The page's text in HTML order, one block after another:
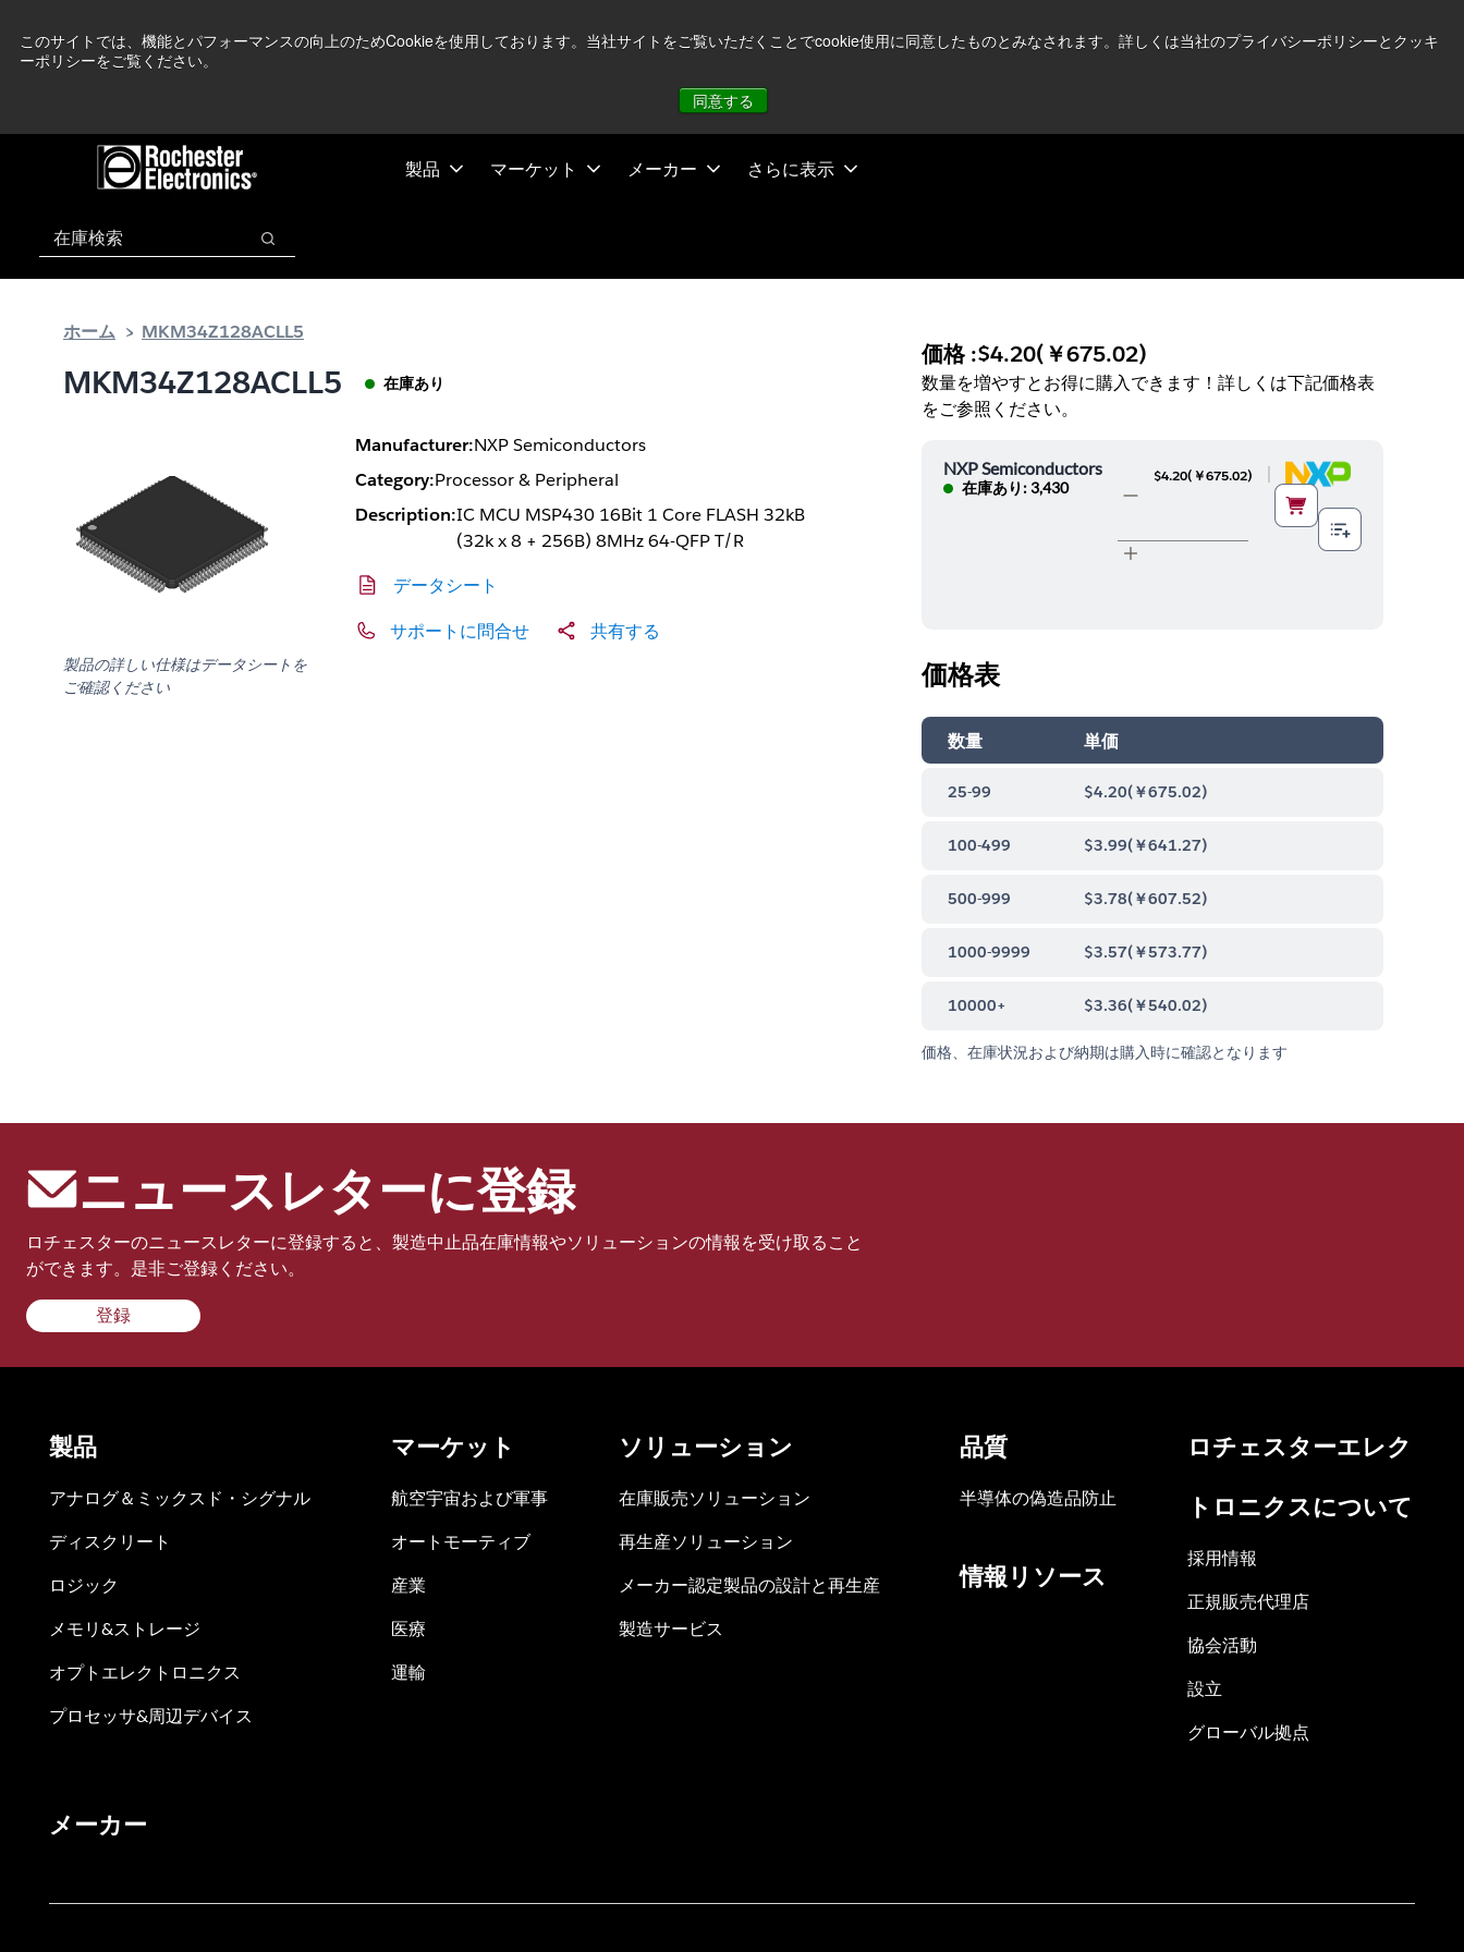
このサイトでは、機能とパフォーマンスの向上のためCookieを使用しております。当社サイトをご覧いただくことでcookie使用に同意したものとみなされます。詳しくは当社のプライバシーポリシーとクッキ
ーポリシーをご覧ください。
同意する
製品 マーケット メーカー さらに表示
検索
検索
ホーム MKM34Z128ACLL5
MKM34Z128ACLL5 在庫あり
製品の詳しい仕様はデータシートを
ご確認ください
Manufacturer:NXP Semiconductors
Category:Processor & Peripheral
Description:IC MCU MSP430 16Bit 1 Core FLASH 32kB
(32k x 8 + 256B) 8MHz 64-QFP T/R
データシート
サポートに問合せ 共有する
価格 :$4.20(￥675.02)
数量を増やすとお得に購入できます！詳しくは下記価格表
をご参照ください。
NXP Semiconductors
在庫あり: 3,430
$4.20( ￥675.02) |
価格表
数量 単価
25-99 $4.20(￥675.02)
100-499 $3.99(￥641.27)
500-999 $3.78(￥607.52)
1000-9999 $3.57(￥573.77)
10000+ $3.36(￥540.02)
価格、在庫状況および納期は購入時に確認となります
ニュースレターに登録
ロチェスターのニュースレターに登録すると、製造中止品在庫情報やソリューションの情報を受け取ること
ができます。是非ご登録ください。
登録
製品
アナログ＆ミックスド・シグナル
ディスクリート
ロジック
メモリ&ストレージ
オプトエレクトロニクス
プロセッサ&周辺デバイス
マーケット
航空宇宙および軍事
オートモーティブ
産業
医療
運輸
ソリューション
在庫販売ソリューション
再生産ソリューション
メーカー認定製品の設計と再生産
製造サービス
品質
半導体の偽造品防止
情報リソース
ロチェスターエレク
トロニクスについて
採用情報
正規販売代理店
協会活動
設立
グローバル拠点
メーカー